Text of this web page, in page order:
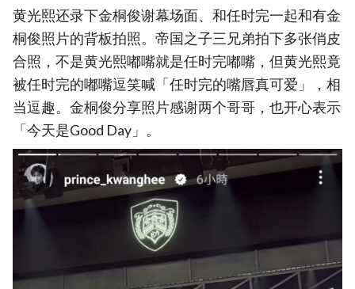
黄光熙还录下金桐俊谢幕场面、和任时完一起和有金
桐俊照片的背板拍照。帝国之子三兄弟拍下多张俏皮
合照，不是黄光熙嘟嘴就是任时完嘟嘴，但黄光熙竟
被任时完的嘟嘴逗笑喊「任时完的嘴唇真可爱」，相
当逗趣。金桐俊分享照片感谢两个哥哥，也开心表示
「今天是Good Day」。